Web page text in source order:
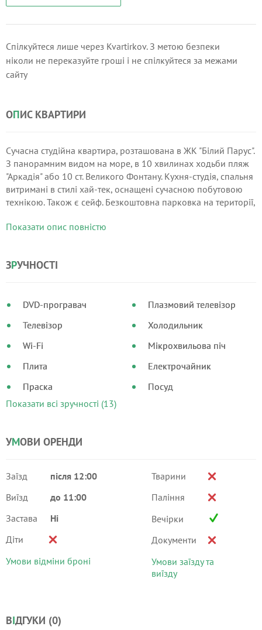
Спілкуйтеся лише через Kvartirkov. З метою безпеки
ніколи не переказуйте гроші і не спілкуйтеся за межами
сайту
ОПИС КВАРТИРИ
Сучасна студійна квартира, розташована в ЖК "Білий Парус".
З панорамним видом на море, в 10 хвилинах ходьби пляж
"Аркадія" або 10 ст. Великого Фонтану. Кухня-студія, спальня
витримані в стилі хай-тек, оснащені сучасною побутовою
технікою. Також є сейф. Безкоштовна парковка на території,
Показати опис повністю
ЗРУЧНОСТІ
DVD-програвач
Телевізор
Wi-Fi
Плита
Праска
Плазмовий телевізор
Холодильник
Мікрохвильова піч
Електрочайник
Посуд
Показати всі зручності (13)
УМОВИ ОРЕНДИ
Заїзд
після 12:00
Виїзд
до 11:00
Застава
Ні
Діти
Умови відміни броні
Тварини
Паління
Вечірки
Документи
Умови заїзду та
виїзду
ВІДГУКИ (0)